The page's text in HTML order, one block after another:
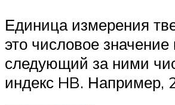
Единица измерения
это числовое значение
следующий за ними
индекс HB. Например,